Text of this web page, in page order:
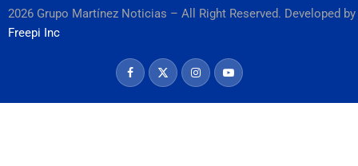
2026 Grupo Martínez Noticias – All Right Reserved. Developed by
Freepi Inc